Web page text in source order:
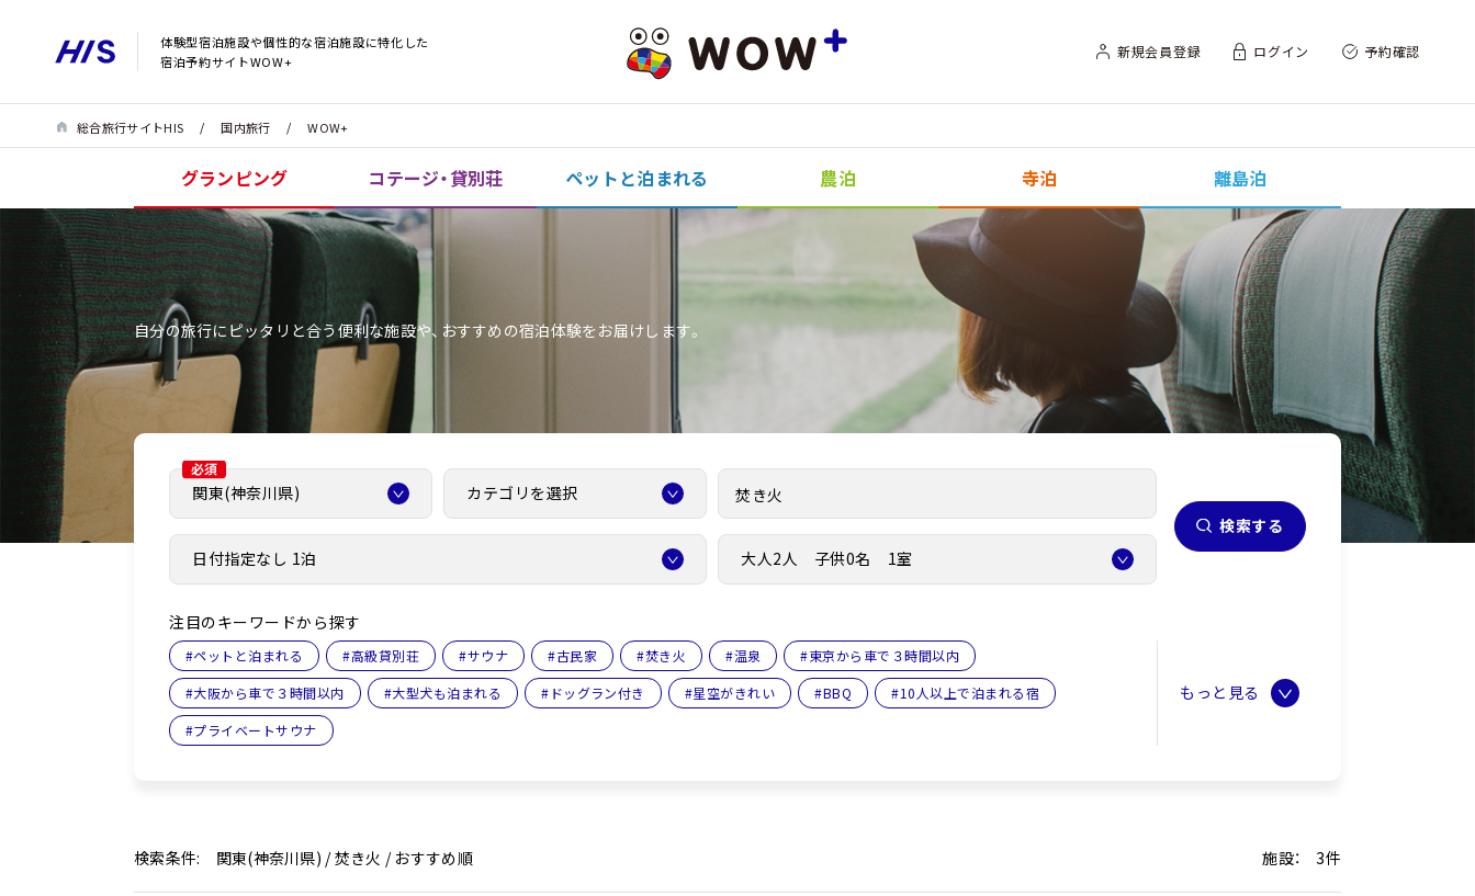
体験型宿泊施設や個性的な宿泊施設に特化した
宿泊予約サイトWOW+
総合旅行サイトHIS 国内旅行 WOW+
新規会員登録 ログイン 予約確認
グランピング コテージ・貸別荘 ペットと泊まれる 農泊 寺泊 離島泊
自分の旅行にピッタリと合う便利な施設や、おすすめの宿泊体験をお届けします。
関東(神奈川県) カテゴリを選択
日付指定なし 1泊 大人2人 子供0名 1室
検索する
注目のキーワードから探す
#ペットと泊まれる #高級貸別荘 #サウナ #古民家 #焚き火 #温泉 #東京から車で３時間以内
#大阪から車で３時間以内 #大型犬も泊まれる # ドッグラン付き #星空がきれい #BBQ #10人以上で泊まれる宿
#プライベートサウナ
検索条件: 関東(神奈川県) / 焚き火 / おすすめ順 施設： 3件